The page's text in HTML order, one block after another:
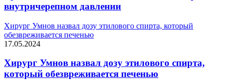
внутричерепном давлении
Хирург Умнов назвал дозу этилового спирта, который
обезвреживается печенью
17.05.2024
Хирург Умнов назвал дозу этилового спирта,
который обезвреживается печенью